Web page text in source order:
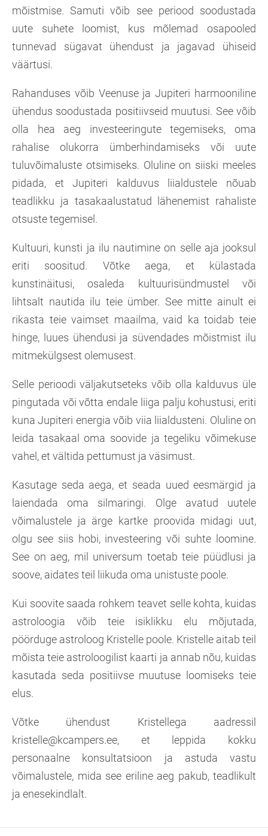
mõistmise. Samuti võib see periood soodustada
uute suhete loomist, kus mõlemad osapooled
tunnevad sügavat ühendust ja jagavad ühiseid
väärtusi.
Rahanduses võib Veenuse ja Jupiteri harmooniline
ühendus soodustada positiivseid muutusi. See võib
olla hea aeg investeeringute tegemiseks, oma
rahalise olukorra ümberhindamiseks või uute
tuluvõimaluste otsimiseks. Oluline on siiski meeles
pidada, et Jupiteri kalduvus liialdustele nõuab
teadlikku ja tasakaalustatud lähenemist rahaliste
otsuste tegemisel.
Kultuuri, kunsti ja ilu nautimine on selle aja jooksul
eriti soositud. Võtke aega, et külastada
kunstinäitusi, osaleda kultuurisündmustel või
lihtsalt nautida ilu teie ümber. See mitte ainult ei
rikasta teie vaimset maailma, vaid ka toidab teie
hinge, luues ühendusi ja süvendades mõistmist ilu
mitmekülgsest olemusest.
Selle perioodi väljakutseteks võib olla kalduvus üle
pingutada või võtta endale liiga palju kohustusi, eriti
kuna Jupiteri energia võib viia liialdusteni. Oluline on
leida tasakaal oma soovide ja tegeliku võimekuse
vahel, et vältida pettumust ja väsimust.
Kasutage seda aega, et seada uued eesmärgid ja
laiendada oma silmaringi. Olge avatud uutele
võimalustele ja ärge kartke proovida midagi uut,
olgu see siis hobi, investeering või suhte loomine.
See on aeg, mil universum toetab teie püüdlusi ja
soove, aidates teil liikuda oma unistuste poole.
Kui soovite saada rohkem teavet selle kohta, kuidas
astroloogia võib teie isiklikku elu mõjutada,
pöörduge astroloog Kristelle poole. Kristelle aitab teil
mõista teie astroloogilist kaarti ja annab nõu, kuidas
kasutada seda positiivse muutuse loomiseks teie
elus.
Võtke ühendust Kristellega aadressil
kristelle@kcampers.ee, et leppida kokku
personaalne konsultatsioon ja astuda vastu
võimalustele, mida see eriline aeg pakub, teadlikult
ja enesekindlalt.